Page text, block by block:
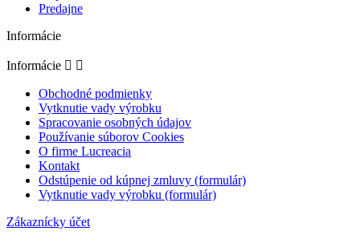
Predajne
Informácie
Informácie  
Obchodné podmienky
Vytknutie vady výrobku
Spracovanie osobných údajov
Používanie súborov Cookies
O firme Lucreacia
Kontakt
Odstúpenie od kúpnej zmluvy (formulár)
Vytknutie vady výrobku (formulár)
Zákaznícky účet